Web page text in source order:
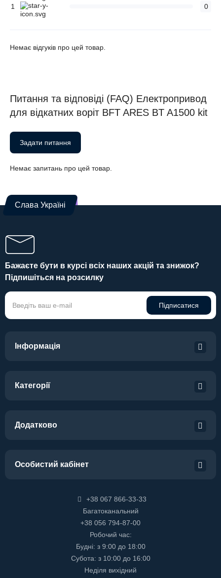
1 0
Немає відгуків про цей товар.
Питання та відповіді (FAQ) Електропривод
для відкатних воріт BFT ARES BT A1500 kit
Задати питання
Немає запитань про цей товар.
Слава Україні
Бажаєте бути в курсі всіх наших акцій та знижок?
Підпишіться на розсилку
Підписатися
Інформація
Категорії
Додатково
Особистий кабінет
+38 067 866-33-33
Багатоканальний
+38 056 794-87-00
Робочий час:
Будні: з 9:00 до 18:00
Субота: з 10:00 до 16:00
Неділя вихідний